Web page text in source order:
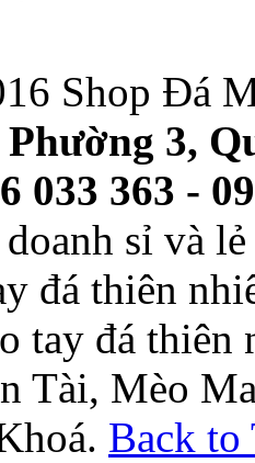
Shop Đá
3,
033 363 -
sỉ và
đá thiên
tay đá thiên
Tài, Mèo
Back to